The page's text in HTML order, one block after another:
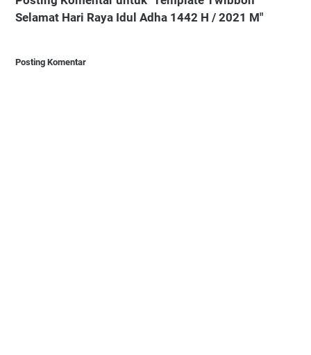
Selamat Hari Raya Idul Adha 1442 H / 2021 M"
Posting Komentar